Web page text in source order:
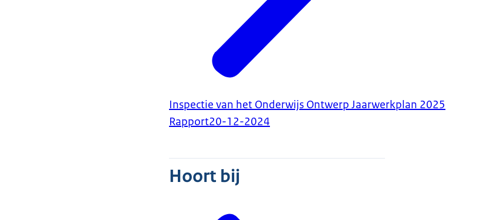
Inspectie van het Onderwijs Ontwerp Jaarwerkplan 2025
Rapport20-12-2024
Hoort bij